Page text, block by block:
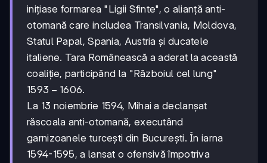
inițiase formarea "Ligii Sfinte", o alianță anti-
otomană care includea Transilvania, Moldova,
Statul Papal, Spania, Austria și ducatele
italiene. Tara Românească a aderat la această
coaliție, participând la "Războiul cel lung"
1593-
1606
1593 − 1606.
La 13 noiembrie 1594, Mihai a declanșat
răscoala anti-otomană, executând
garnizoanele turcești din București. În iarna
1594-1595, a lansat o ofensivă împotriva